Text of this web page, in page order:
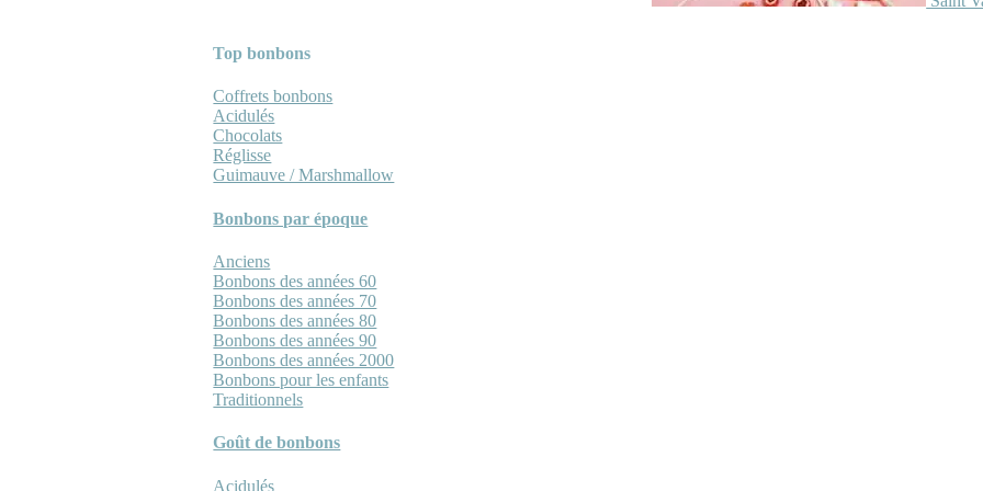
Top bonbons
Coffrets bonbons
Acidulés
Chocolats
Réglisse
Guimauve / Marshmallow
Bonbons par époque
Anciens
Bonbons des années 60
Bonbons des années 70
Bonbons des années 80
Bonbons des années 90
Bonbons des années 2000
Bonbons pour les enfants
Traditionnels
Goût de bonbons
Acidulés